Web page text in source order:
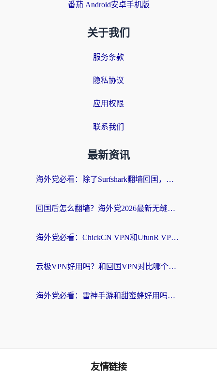
番茄 Android安卓手机版
关于我们
服务条款
隐私协议
应用权限
联系我们
最新资讯
海外党必看：除了Surfshark翻墙回国，这些加速器选择技巧你真的懂吗？
回国后怎么翻墙？海外党2026最新无缝访问国内资源全攻略（附对比实测）
海外党必看：ChickCN VPN和UfunR VPN对比哪个回国效果更好？附实用选择指南
云极VPN好用吗？和回国VPN对比哪个回国效果更好？海外党亲测避坑指南
海外党必看：雷神手游和甜蜜蜂好用吗？3步选对回国加速器无缝刷国内资源
友情链接